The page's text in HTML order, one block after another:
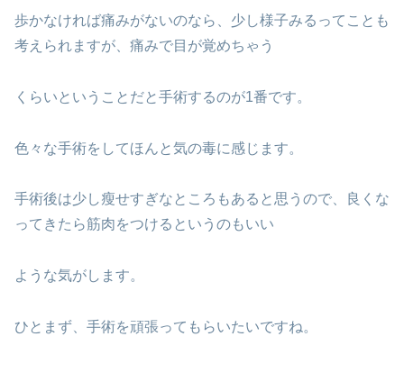
歩かなければ痛みがないのなら、少し様子みるってことも
考えられますが、痛みで目が覚めちゃう
くらいということだと手術するのが1番です。
色々な手術をしてほんと気の毒に感じます。
手術後は少し瘦せすぎなところもあると思うので、良くな
ってきたら筋肉をつけるというのもいい
ような気がします。
ひとまず、手術を頑張ってもらいたいですね。